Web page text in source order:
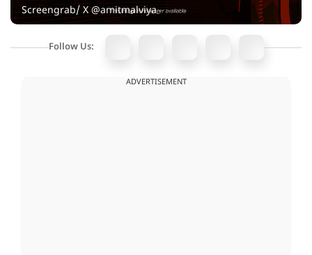
Screengrab/ X @amitmalviya
Follow Us:
ADVERTISEMENT